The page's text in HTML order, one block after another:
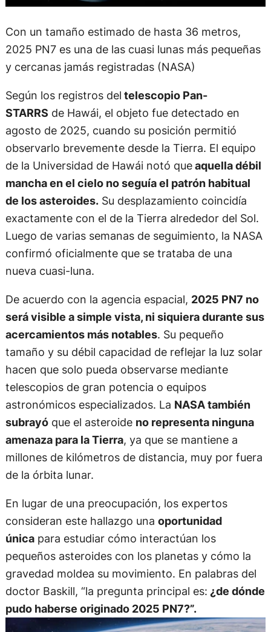
Con un tamaño estimado de hasta 36 metros,
2025 PN7 es una de las cuasi lunas más pequeñas
y cercanas jamás registradas (NASA)
Según los registros del telescopio Pan-
STARRS de Hawái, el objeto fue detectado en
agosto de 2025, cuando su posición permitió
observarlo brevemente desde la Tierra. El equipo
de la Universidad de Hawái notó queaquella débil
mancha en el cielo no seguía el patrón habitual
de los asteroides.Su desplazamiento coincidía
exactamente con el de la Tierra alrededor del Sol.
Luego de varias semanas de seguimiento, la NASA
confirmó oficialmente que se trataba de una
nueva cuasi-luna.
De acuerdo con la agencia espacial, 2025 PN7 no
será visible a simple vista, ni siquiera durante sus
acercamientos más notables. Su pequeño
tamaño y su débil capacidad de reflejar la luz solar
hacen que solo pueda observarse mediante
telescopios de gran potencia o equipos
astronómicos especializados. La NASA también
subrayóque el asteroide no representa ninguna
amenaza para la Tierra, ya que se mantiene a
millones de kilómetros de distancia, muy por fuera
de la órbita lunar.
En lugar de una preocupación, los expertos
consideran este hallazgo una oportunidad
únicapara estudiar cómo interactúan los
pequeños asteroides con los planetas y cómo la
gravedad moldea su movimiento. En palabras del
doctor Baskill, “la pregunta principal es: ¿de dónde
pudo haberse originado 2025 PN7?”.